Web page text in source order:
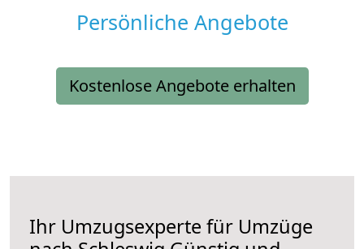
Persönliche Angebote
Kostenlose Angebote erhalten
Ihr Umzugsexperte für Umzüge